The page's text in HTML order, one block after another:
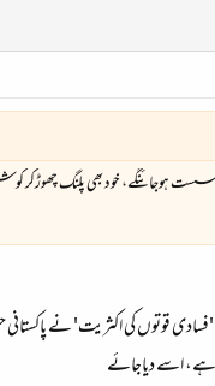
ہوجائنگے، خود بھی پلنگ چھوڑکر
'فسادی قوتوں کی اکثریت' نے
ہے، اسے دیاجائے